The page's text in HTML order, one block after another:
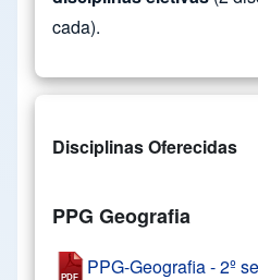
cada).
Disciplinas Oferecidas
PPG Geografia
PPG-Geografia - 2º